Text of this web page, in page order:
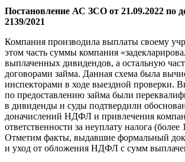
Постановление АС ЗСО от 21.09.2022 по
2139/2021
Компания производила выплаты своему
этом часть суммы компания
выплаченных дивидендов, а остальную
договорами займа. Данная схема была
инспекторами в ходе выездной проверки.
по предоставлению займа были
в дивиденды и суды подтвердили
доначислений НДФЛ и привлечения
ответственности за неуплату налога
Отметим факты, выдавшие формальный
и уход от обложения НДФЛ с сумм